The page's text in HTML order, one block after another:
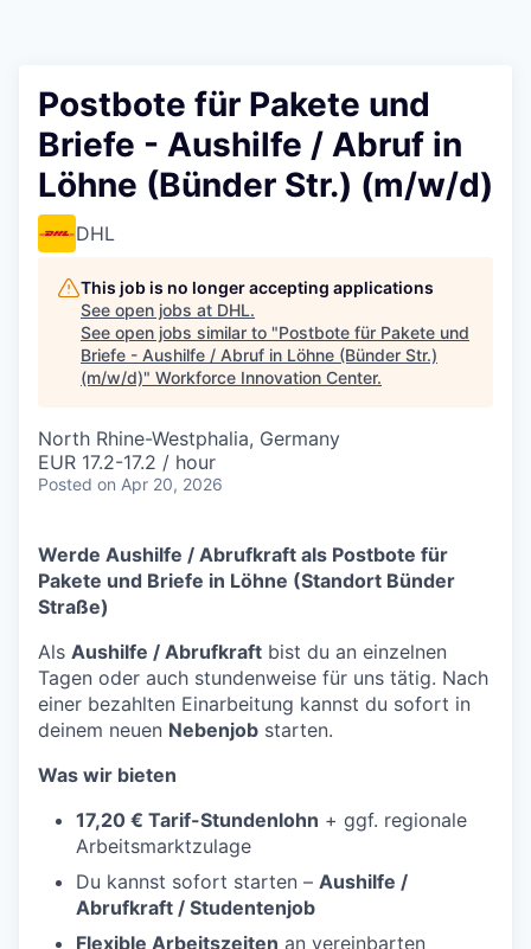
Postbote für Pakete und
Briefe - Aushilfe / Abruf in
Löhne (Bünder Str.) (m/w/d)
DHL
This job is no longer accepting applications
See open jobs at DHL.
See open jobs similar to "Postbote für Pakete und
Briefe - Aushilfe / Abruf in Löhne (Bünder Str.)
(m/w/d)" Workforce Innovation Center.
North Rhine-Westphalia, Germany
EUR 17.2-17.2 / hour
Posted on Apr 20, 2026
Werde Aushilfe / Abrufkraft als Postbote für
Pakete und Briefe in Löhne (Standort Bünder
Straße)
Als Aushilfe / Abrufkraft bist du an einzelnen
Tagen oder auch stundenweise für uns tätig. Nach
einer bezahlten Einarbeitung kannst du sofort in
deinem neuen Nebenjob starten.
Was wir bieten
17,20 € Tarif-Stundenlohn + ggf. regionale
Arbeitsmarktzulage
Du kannst sofort starten – Aushilfe /
Abrufkraft / Studentenjob
Flexible Arbeitszeiten an vereinbarten